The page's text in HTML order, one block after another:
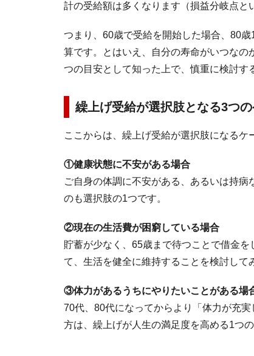
計の受給額は多くなります（損益分岐点と
つまり、60歳で受給を開始した場合、80
算です。とはいえ、自分の寿命がいつな
つの目安として知った上で、慎重に検討す
繰上げ受給が選択肢となる3つ
ここからは、繰上げ受給が選択肢になるケ
①健康状態に不安がある場合
ご自身の体調に不安がある、あるいは持
のも選択肢の1つです。
②現在の生活費が困窮している場合
貯蓄が少なく、65歳まで待つことで借金
て、生活を健全に維持することを検討して
③体力があるうちにやりたいことがある場
70代、80代になってからより「体力が充
方は、繰上げが人生の満足度を高める1つ